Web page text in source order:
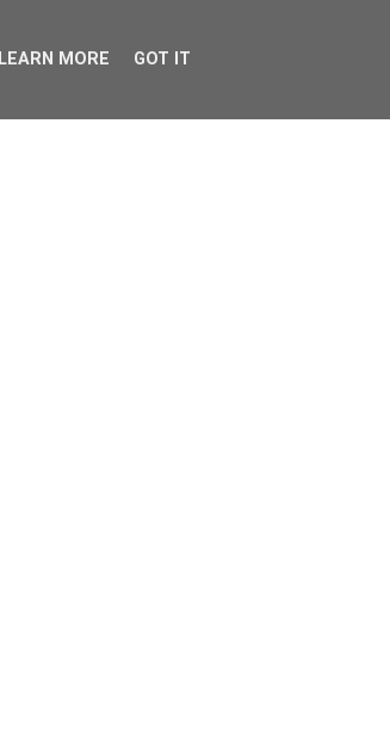
LEARN MORE GOT IT